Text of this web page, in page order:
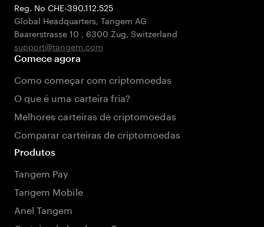
Reg. No CHE-390.112.525
Global Headquarters, Tangem AG
Baarerstrasse 10 , 6300 Zug, Switzerland
support@tangem.com
Comece agora
Como começar com criptomoedas
O que é uma carteira fria?
Melhores carteiras de criptomoedas
Comparar carteiras de criptomoedas
Produtos
Tangem Pay
Tangem Mobile
Anel Tangem